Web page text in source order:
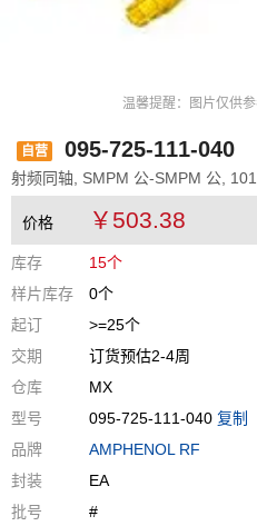
温馨提醒：图片仅供
自营 095-725-111-040
射频同轴, SMPM 公-SMPM 公,
价格 ￥503.38
库存
15个
样片库存
0个
起订
>=25个
交期
订货预估2-4周
仓库
MX
型号
095-725-111-040 复制
品牌
AMPHENOL RF
封装
EA
批号
#